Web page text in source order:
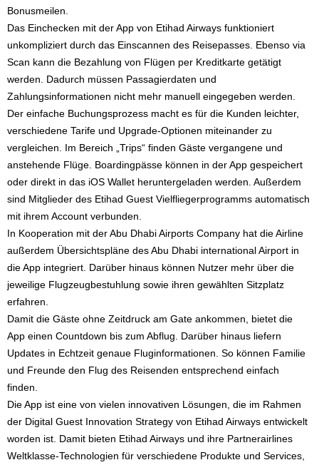
Bonusmeilen.
Das Einchecken mit der App von Etihad Airways funktioniert
unkompliziert durch das Einscannen des Reisepasses. Ebenso via
Scan kann die Bezahlung von Flügen per Kreditkarte getätigt
werden. Dadurch müssen Passagierdaten und
Zahlungsinformationen nicht mehr manuell eingegeben werden.
Der einfache Buchungsprozess macht es für die Kunden leichter,
verschiedene Tarife und Upgrade-Optionen miteinander zu
vergleichen. Im Bereich „Trips“ finden Gäste vergangene und
anstehende Flüge. Boardingpässe können in der App gespeichert
oder direkt in das iOS Wallet heruntergeladen werden. Außerdem
sind Mitglieder des Etihad Guest Vielfliegerprogramms automatisch
mit ihrem Account verbunden.
In Kooperation mit der Abu Dhabi Airports Company hat die Airline
außerdem Übersichtspläne des Abu Dhabi international Airport in
die App integriert. Darüber hinaus können Nutzer mehr über die
jeweilige Flugzeugbestuhlung sowie ihren gewählten Sitzplatz
erfahren.
Damit die Gäste ohne Zeitdruck am Gate ankommen, bietet die
App einen Countdown bis zum Abflug. Darüber hinaus liefern
Updates in Echtzeit genaue Fluginformationen. So können Familie
und Freunde den Flug des Reisenden entsprechend einfach
finden.
Die App ist eine von vielen innovativen Lösungen, die im Rahmen
der Digital Guest Innovation Strategy von Etihad Airways entwickelt
worden ist. Damit bieten Etihad Airways und ihre Partnerairlines
Weltklasse-Technologien für verschiedene Produkte und Services,